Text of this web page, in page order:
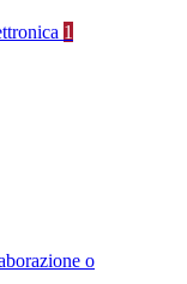
1
o